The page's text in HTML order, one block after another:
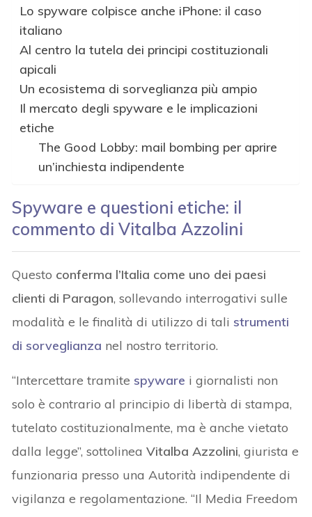
Lo spyware colpisce anche iPhone: il caso
italiano
Al centro la tutela dei principi costituzionali
apicali
Un ecosistema di sorveglianza più ampio
Il mercato degli spyware e le implicazioni
etiche
The Good Lobby: mail bombing per aprire
un’inchiesta indipendente
Spyware e questioni etiche: il
commento di Vitalba Azzolini
Questo conferma l’Italia come uno dei paesi
clienti di Paragon, sollevando interrogativi sulle
modalità e le finalità di utilizzo di tali strumenti
di sorveglianza nel nostro territorio.
“Intercettare tramite spyware i giornalisti non
solo è contrario al principio di libertà di stampa,
tutelato costituzionalmente, ma è anche vietato
dalla legge”, sottolineaVitalba Azzolini, giurista e
funzionaria presso una Autorità indipendente di
vigilanza e regolamentazione. “Il Media Freedom